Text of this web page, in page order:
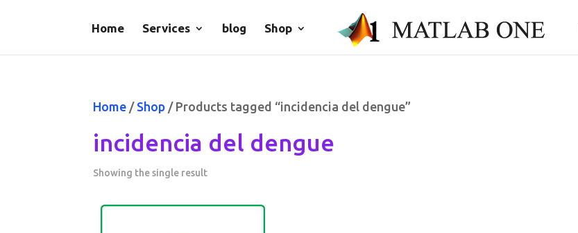
Home Services blog Shop
Home / Shop / Products tagged “incidencia del dengue”
incidencia del dengue
Showing the single result